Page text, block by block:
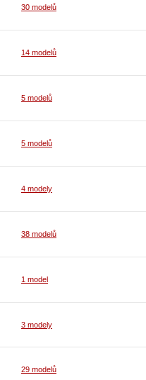
30 modelů
14 modelů
5 modelů
5 modelů
4 modely
38 modelů
1 model
3 modely
29 modelů